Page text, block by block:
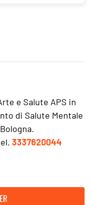
e Salute APS in
di Salute Mentale
3337620044